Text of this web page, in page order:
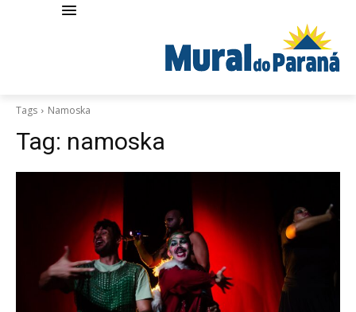
Tags Namoska
Tag: namoska